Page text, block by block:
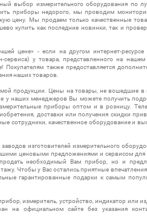
выбор измерительного оборудования по
приборы недорого, мы проводим
цену. Мы продаем только качественные
купить как последние новинки, так и
цене» - если на другом интернет-ресурсе
у товара, представленного на нашем
также предоставляется
наших товаров.
продукции. Цены на товары, не вошедшие в
у наших менеджеров Вы можете получить
приборы оптом и в розницу.
доставки или получения скидки
сотрудники, качественное оборудование и
изготовителей измерительного
ценовыми предложениями и сервисом для
необходимый Вам прибор, но и
Чтобы у Вас остались приятные
гарантированные подарки к самым
измеритель, устройство, индикатор или
на официальном сайте без указания